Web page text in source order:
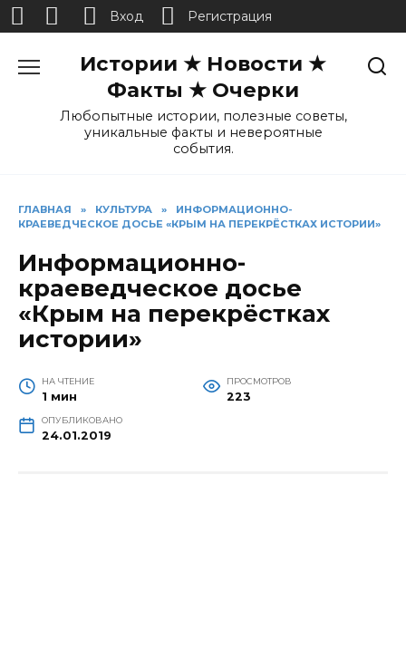
Истории ★ Новости ★
Факты ★ Очерки
Любопытные истории, полезные советы,
уникальные факты и невероятные
события.
ГЛАВНАЯ » КУЛЬТУРА »
ИНФОРМАЦИОННО-
КРАЕВЕДЧЕСКОЕ ДОСЬЕ «КРЫМ НА ПЕРЕКРЁСТКАХ ИСТОРИИ»
Информационно-
краеведческое досье
«Крым на перекрёстках
истории»
НА ЧТЕНИЕ
1 мин
ПРОСМОТРОВ
223
ОПУБЛИКОВАНО
24.01.2019
Вход Регистрация